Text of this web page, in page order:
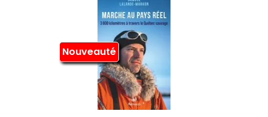
Nouveauté